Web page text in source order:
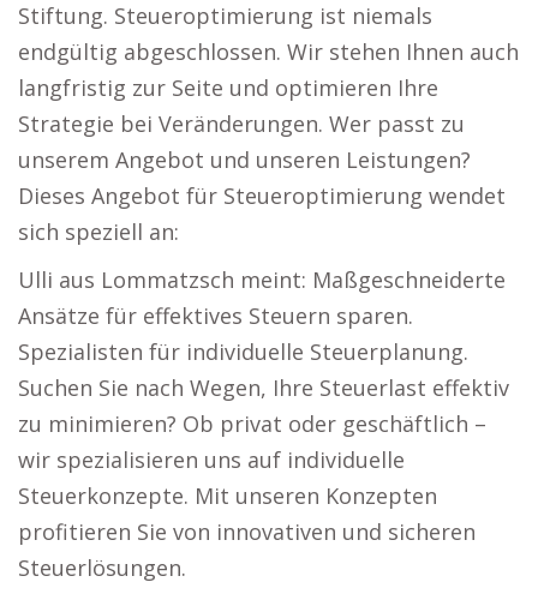
Stiftung. Steueroptimierung ist niemals
endgültig abgeschlossen. Wir stehen Ihnen auch
langfristig zur Seite und optimieren Ihre
Strategie bei Veränderungen. Wer passt zu
unserem Angebot und unseren Leistungen?
Dieses Angebot für Steueroptimierung wendet
sich speziell an:
Ulli aus Lommatzsch meint: Maßgeschneiderte
Ansätze für effektives Steuern sparen.
Spezialisten für individuelle Steuerplanung.
Suchen Sie nach Wegen, Ihre Steuerlast effektiv
zu minimieren? Ob privat oder geschäftlich –
wir spezialisieren uns auf individuelle
Steuerkonzepte. Mit unseren Konzepten
profitieren Sie von innovativen und sicheren
Steuerlösungen.